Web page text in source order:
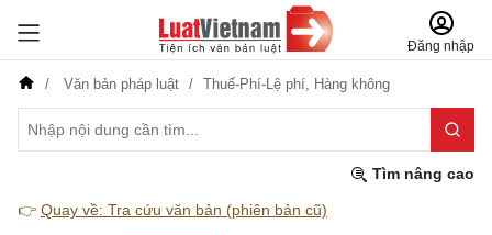
Đăng nhập
Văn bản pháp luật Thuế-Phí-Lệ phí, Hàng không
Tìm nâng cao
👉 Quay về: Tra cứu văn bản (phiên bản cũ)